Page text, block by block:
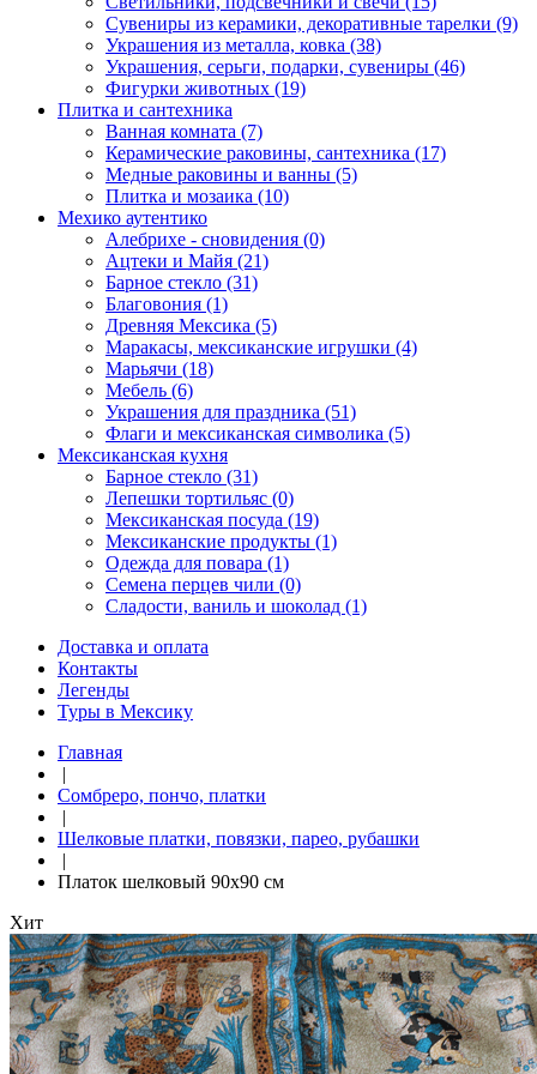
Сувениры из керамики, декоративные тарелки (9)
Украшения из металла, ковка (38)
Украшения, серьги, подарки, сувениры (46)
Фигурки животных (19)
Плитка и сантехника
Ванная комната (7)
Керамические раковины, сантехника (17)
Медные раковины и ванны (5)
Плитка и мозаика (10)
Мехико аутентико
Алебрихе - сновидения (0)
Ацтеки и Майя (21)
Барное стекло (31)
Благовония (1)
Древняя Мексика (5)
Маракасы, мексиканские игрушки (4)
Марьячи (18)
Мебель (6)
Украшения для праздника (51)
Флаги и мексиканская символика (5)
Мексиканская кухня
Барное стекло (31)
Лепешки тортильяс (0)
Мексиканская посуда (19)
Мексиканские продукты (1)
Одежда для повара (1)
Семена перцев чили (0)
Сладости, ваниль и шоколад (1)
Доставка и оплата
Контакты
Легенды
Туры в Мексику
Главная
|
Сомбреро, пончо, платки
|
Шелковые платки, повязки, парео, рубашки
|
Платок шелковый 90х90 см
Хит